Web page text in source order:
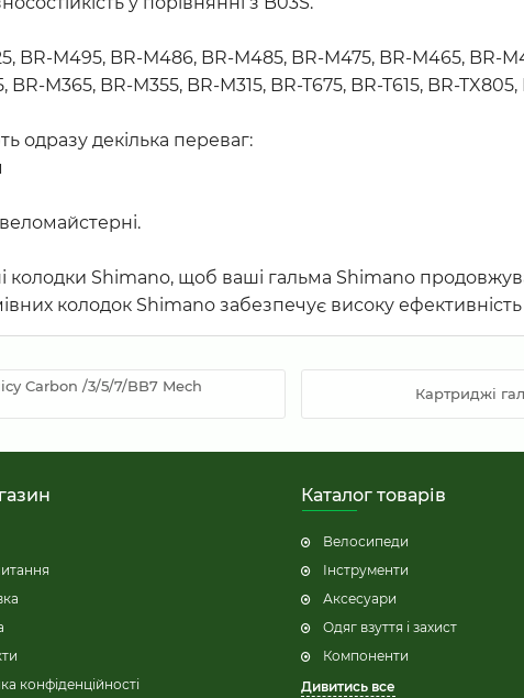
BR-M495, BR-M486, BR-M485, BR-M475, BR-M465, BR-
M365, BR-M355, BR-M315, BR-T675, BR-T615, BR-
одразу декілька переваг:
колодки Shimano, щоб ваші гальма Shimano
колодок Shimano забезпечує високу
Carbon /3/5/7/BB7 Mech
Картриджі
конфіденційності
Каталог товарів
Велосипеди
Інструменти
Аксесуари
Одяг взуття і захист
Компоненти
Дивитись все